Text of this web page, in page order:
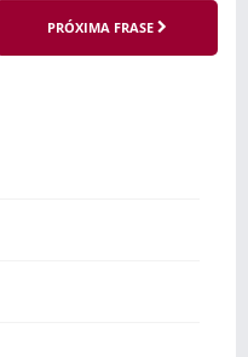
PRÓXIMA FRASE